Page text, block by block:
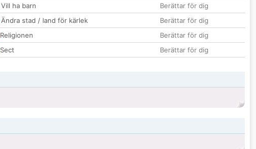
Vill ha barn
Berättar för dig
Ändra stad / land för kärlek
Berättar för dig
Religionen
Berättar för dig
Sect
Berättar för dig